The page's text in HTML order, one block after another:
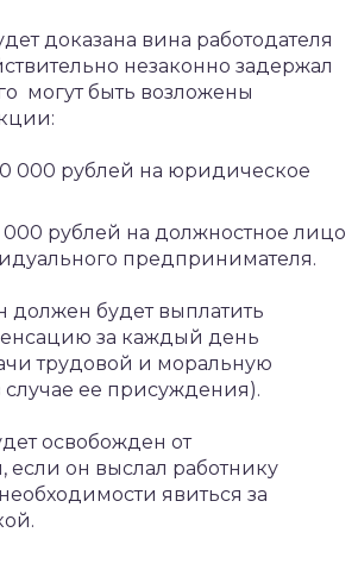
доказана вина работодателя
незаконно задержал
могут быть возложены
000 рублей на юридическое
рублей на должностное лицо
предпринимателя.
должен будет выплатить
за каждый день
трудовой и моральную
ее присуждения).
освобожден от
если он выслал работнику
явиться за